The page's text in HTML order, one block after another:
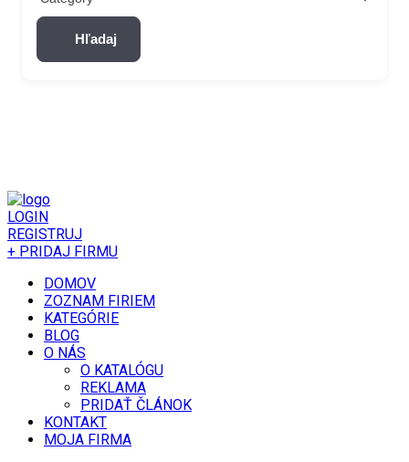
Hľadaj
LOGIN
REGISTRUJ
+ PRIDAJ FIRMU
DOMOV
ZOZNAM FIRIEM
KATEGÓRIE
BLOG
O NÁS
O KATALÓGU
REKLAMA
PRIDAŤ ČLÁNOK
KONTAKT
MOJA FIRMA